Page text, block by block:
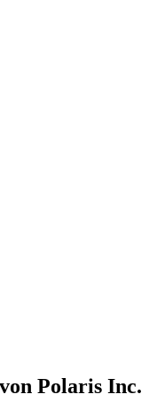
Polaris Inc.